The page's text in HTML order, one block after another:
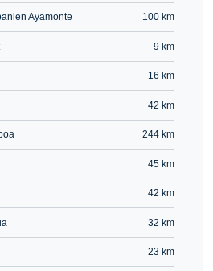
Ayamonte 100 km
9 km
16 km
42 km
244 km
45 km
42 km
32 km
23 km